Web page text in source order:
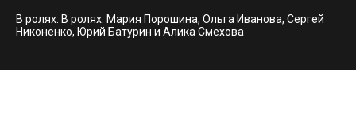
В ролях: В ролях: Мария Порошина, Ольга Иванова, Сергей
Никоненко, Юрий Батурин и Алика Смехова